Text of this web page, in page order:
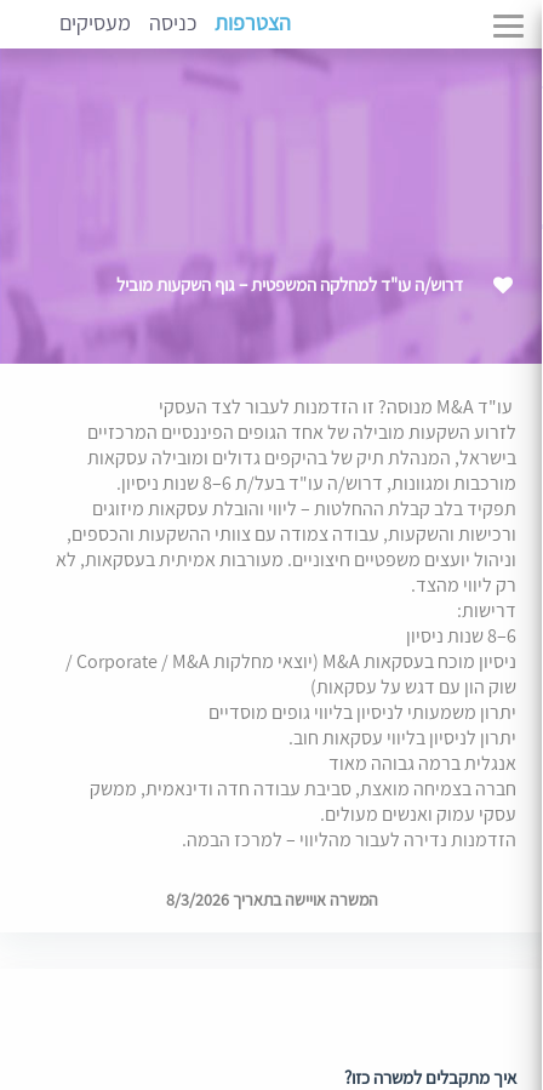
הצטרפות כניסה מעסיקים
דרוש/ה עו"ד למחלקה המשפטית – גוף השקעות מוביל
עו"ד M&A מנוסה? זו הזדמנות לעבור לצד העסקי
לזרוע השקעות מובילה של אחד הגופים הפיננסיים המרכזיים
בישראל, המנהלת תיק של בהיקפים גדולים ומובילה עסקאות
מורכבות ומגוונות, דרוש/ה עו"ד בעל/ת 6–8 שנות ניסיון.
תפקיד בלב קבלת ההחלטות – ליווי והובלת עסקאות מיזוגים
ורכישות והשקעות, עבודה צמודה עם צוותי ההשקעות והכספים,
וניהול יועצים משפטיים חיצוניים. מעורבות אמיתית בעסקאות, לא
רק ליווי מהצד.
דרישות:
6–8 שנות ניסיון
ניסיון מוכח בעסקאות M&A (יוצאי מחלקות Corporate / M&A /
שוק הון עם דגש על עסקאות)
יתרון משמעותי לניסיון בליווי גופים מוסדיים
יתרון לניסיון בליווי עסקאות חוב.
אנגלית ברמה גבוהה מאוד
חברה בצמיחה מואצת, סביבת עבודה חדה ודינאמית, ממשק
עסקי עמוק ואנשים מעולים.
הזדמנות נדירה לעבור מהליווי – למרכז הבמה.
המשרה אויישה בתאריך 8/3/2026
איך מתקבלים למשרה כזו?